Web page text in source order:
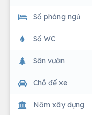
Số phòng ngủ
Số WC
Sân vườn
Chỗ để xe
Năm xây dựng